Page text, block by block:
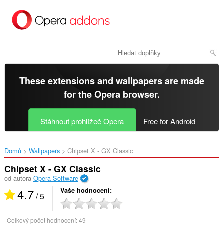
přímo
These extensions and wallpapers are made
for theOpera browser.
Stáhnout prohlížeč Opera Free for Android
Domů Wallpapers Chipset X - GX Classic‎
Chipset X - GX Classic
od autora Opera Software
4.7/ 5 Vaše hodnocení
Celkový počet hodnocení:49